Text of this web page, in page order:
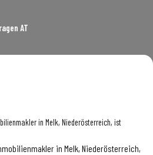
AT
in Melk, Niederösterreich, ist
in Melk, Niederösterreich,